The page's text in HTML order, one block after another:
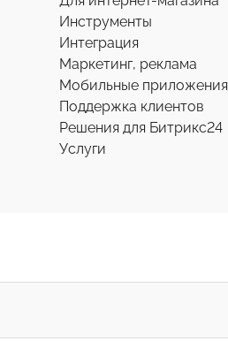
Инструменты
Интеграция
Маркетинг, реклама
Мобильные приложения
Поддержка клиентов
Решения для Битрикс24
Услуги